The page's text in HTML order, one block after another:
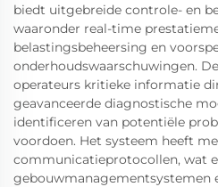
biedt uitgebreide controle- en
waaronder real-time
belastingsbeheersing en
onderhoudswaarschuwingen.
operateurs kritieke informatie
geavanceerde diagnostische
identificeren van potentiële
voordoen. Het systeem heeft
communicatieprotocollen, wat
gebouwmanagementsystemen